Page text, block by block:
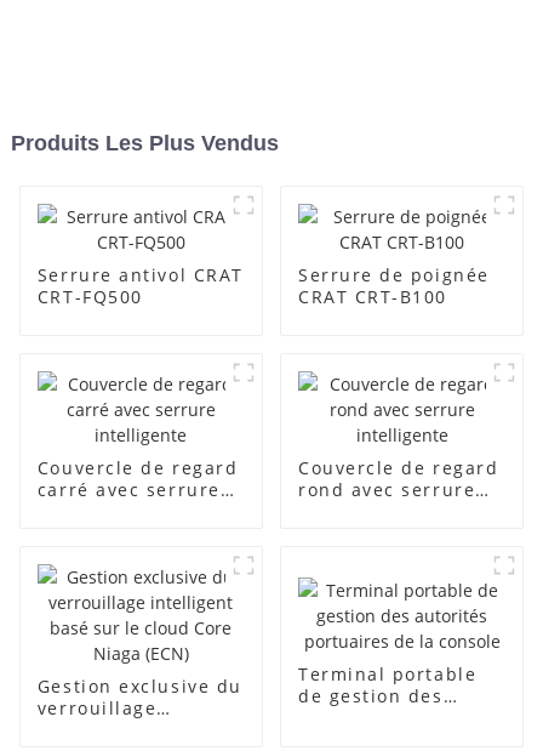
Produits Les Plus Vendus
Serrure antivol CRAT
CRT-FQ500
Serrure de poignée
CRAT CRT-B100
Couvercle de regard
carré avec serrure
Couvercle de regard
rond avec serrure
Gestion exclusive du
verrouillage
Terminal portable
de gestion des